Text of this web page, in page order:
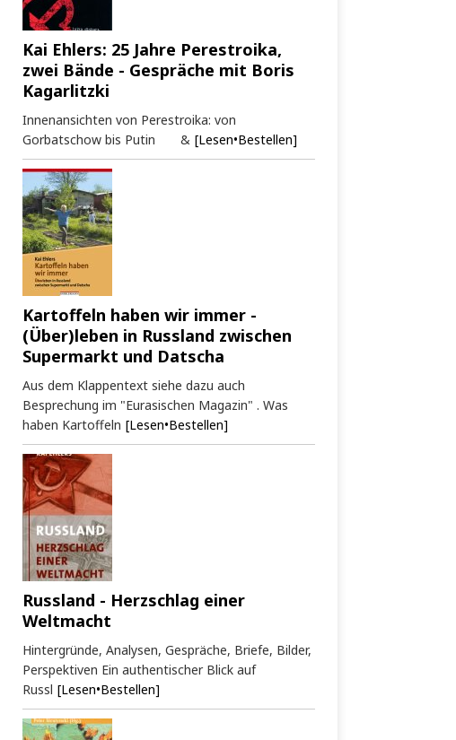
Kai Ehlers: 25 Jahre Perestroika,
zwei Bände - Gespräche mit Boris
Kagarlitzki
Innenansichten von Perestroika: von
Gorbatschow bis Putin & [Lesen•Bestellen]
Kartoffeln haben wir immer -
(Über)leben in Russland zwischen
Supermarkt und Datscha
Aus dem Klappentext siehe dazu auch
Besprechung im "Eurasischen Magazin" . Was
haben Kartoffeln [Lesen•Bestellen]
Russland - Herzschlag einer
Weltmacht
Hintergründe, Analysen, Gespräche, Briefe, Bilder,
Perspektiven Ein authentischer Blick auf
Russl [Lesen•Bestellen]